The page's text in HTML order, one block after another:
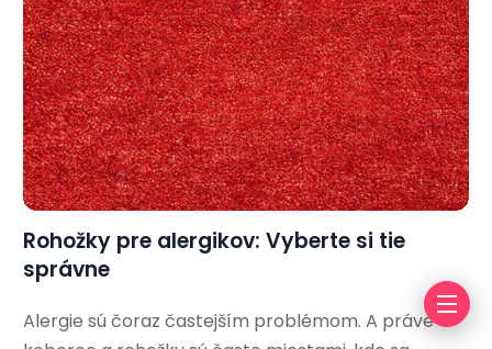
Rohožky pre alergikov: Vyberte si tie
správne
Alergie sú čoraz častejším problémom. A práve